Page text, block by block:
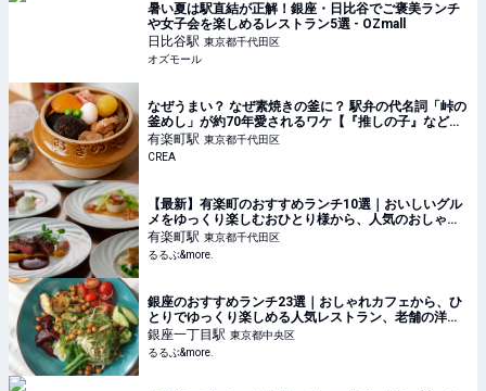
暑い夏は駅直結が正解！銀座・日比谷でご褒美ランチ
や女子会を楽しめるレストラン5選 - OZmall
日比谷駅 東京都千代田区
オズモール
なぜうまい？ なぜ素焼きの釜に？ 駅弁の代名詞「峠の
釜めし」が約70年愛されるワケ【『推しの子』などア
ニメコラボも！】
有楽町駅 東京都千代田区
CREA
【最新】有楽町のおすすめランチ10選｜おいしいグル
メをゆっくり楽しむおひとり様から、人気のおしゃれ
デートまで！｜るるぶ&more.
有楽町駅 東京都千代田区
るるぶ&more.
銀座のおすすめランチ23選｜おしゃれカフェから、ひ
とりでゆっくり楽しめる人気レストラン、老舗の洋
食・和食まで！｜るるぶ&more.
銀座一丁目駅 東京都中央区
るるぶ&more.